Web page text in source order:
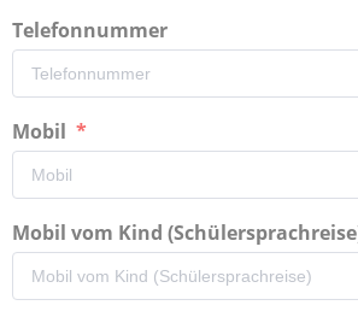
Telefonnummer
Mobil
Mobil vom Kind